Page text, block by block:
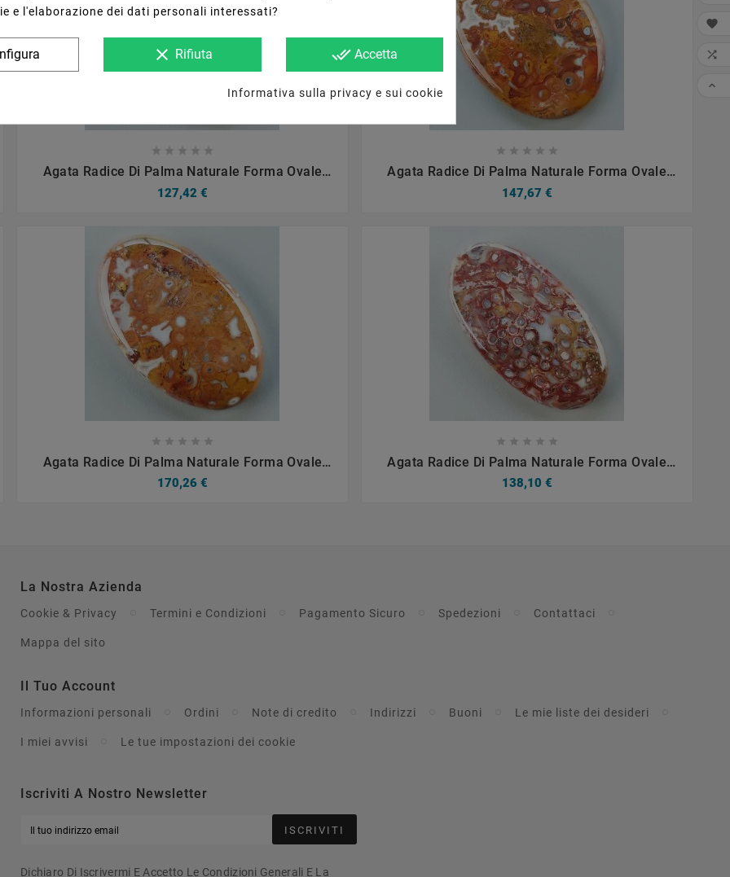
    
Agata Radice Di Palma Naturale Forma Ovale
Piatto Cabochon Liscio Fatto A Mano 36X22mm
7.17gm 1pz
127,42 €
    
Agata Radice Di Palma Naturale Forma Ovale
Piatto Cabochon Liscio Fatto A Mano 36X27mm
8.32gm 1pz
147,67 €
    
Agata Radice Di Palma Naturale Forma Ovale
Piatto Cabochon Liscio Fatto A Mano 39X24mm
9.55gm 1pz
170,26 €
    
Agata Radice Di Palma Naturale Forma Ovale
Piatto Cabochon Liscio Fatto A Mano 40X22mm
7.76gm 1pz
138,10 €
La Nostra Azienda
Cookie & Privacy Termini e Condizioni Pagamento Sicuro Spedezioni Contattaci
Mappa del sito
Il Tuo Account
Informazioni personali Ordini Note di credito Indirizzi Buoni Le mie liste dei desideri
I miei avvisi Le tue impostazioni dei cookie
Iscriviti A Nostro Newsletter
ISCRIVITI
Dichiaro Di Iscrivermi E Accetto Le Condizioni Generali E La



e l'elaborazione dei dati personali interessati?
clear Rifiuta done_all Accetta
Informativa sulla privacy e sui cookie